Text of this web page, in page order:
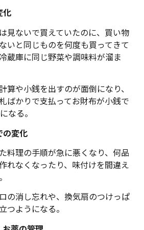
化
見ないで買えていたのに、買い物
いと同じものを何度も買ってきて
蔵庫に同じ野菜や調味料が溜ま
算や小銭を出すのが面倒になり、
ばかりで支払ってお財布が小銭で
なる。
の変化
料理の手順が急に悪くなり、何品
れなくなったり、味付けを間違え
の消し忘れや、換気扇のつけっぱ
つようになる。